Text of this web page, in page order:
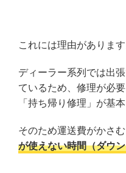
これには理由があります
ディーラー系列では出
ているため、修理が必
「持ち帰り修理」が基
そのため運送費がかさむ
が使えない時間（ダウ